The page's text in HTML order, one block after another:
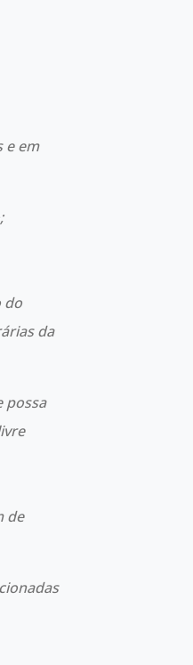
e em
do
da
possa
de